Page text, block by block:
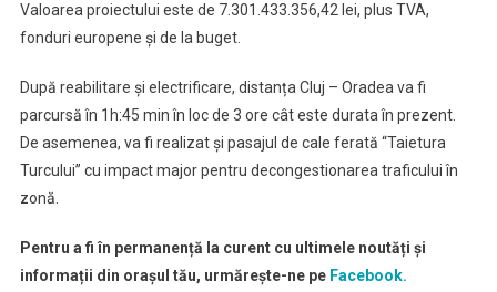
Valoarea proiectului este de 7.301.433.356,42 lei, plus TVA,
fonduri europene și de la buget.
După reabilitare și electrificare, distanța Cluj – Oradea va fi
parcursă în 1h:45 min în loc de 3 ore cât este durata în prezent.
De asemenea, va fi realizat și pasajul de cale ferată “Taietura
Turcului” cu impact major pentru decongestionarea traficului în
zonă.
Pentru a fi în permanență la curent cu ultimele noutăți și
informații din orașul tău, urmărește-ne peFacebook.